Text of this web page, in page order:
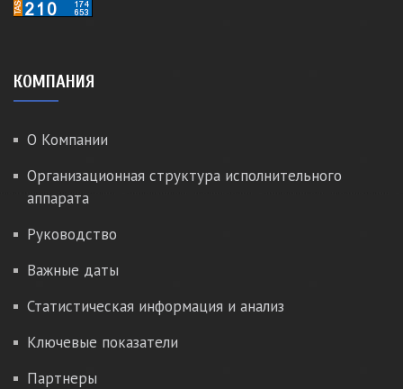
КОМПАНИЯ
О Компании
Организационная структура исполнительного
аппарата
Руководство
Важные даты
Статистическая информация и анализ
Ключевые показатели
Партнеры